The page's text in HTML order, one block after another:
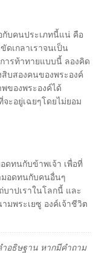
กับคนประเภทนี้แน่ คือ
ดเกลาเราจนเป็น
การท้าทายแบบนี้ ลองคิด
บสองคนของพระองค์
ของพระองค์ได้
ะอยู่เฉยๆโดยไม่ยอม
ดทนกับข้าพเจ้า เพื่อที่
มอดทนกับคนอื่นๆ
าปเราในโลกนี้ และ
มพระเยซู องค์เจ้าชีวิต
อธิษฐาน หากมีคำถาม